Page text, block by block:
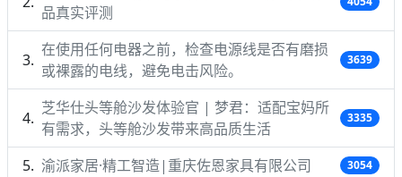
品真实评测
在使用任何电器之前，检查电源线是否有磨损
或裸露的电线，避免电击风险。
3639
芝华仕头等舱沙发体验官 | 梦君：适配宝妈所
有需求，头等舱沙发带来高品质生活
3335
渝派家居·精工智造|重庆佐恩家具有限公司 3054